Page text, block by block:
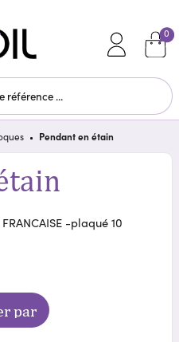
0
Pendant en étain
-plaqué 10
par